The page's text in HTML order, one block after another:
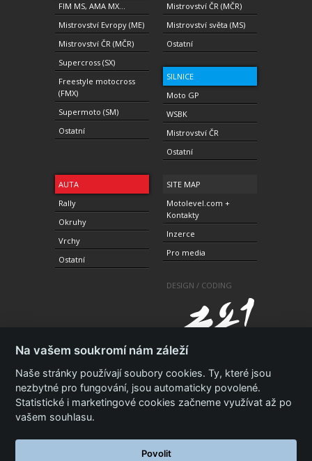
FIM MS, AMA MX...
Mistrovství Evropy (ME)
Mistrovství ČR (MČR)
Supercross (SX)
Freestyle motocross
(FMX)
Supermoto (SM)
Ostatní
Mistrovství ČR (MČR)
Mistrovství světa (MS)
Ostatní
SILNICE
Moto GP
WSBK
Mistrovství ČR
Ostatní
AUTA
Rally
Okruhy
Vrchy
Ostatní
SITE MAP
Motolevel.com +
Kontakty
Inzerce
Pro media
DESIGN / CODING
© 2010-2021 Copyright Motolevel. Všechna práva
vyhrazena.
3696
Na vašem soukromí nám záleží
Naše stránky používají soubory cookies. Ty, které jsou
nezbytné pro fungování, jsou automaticky povolené.
Statistické i marketingové cookies začneme využívat až po
vašem souhlasu.
Povolit